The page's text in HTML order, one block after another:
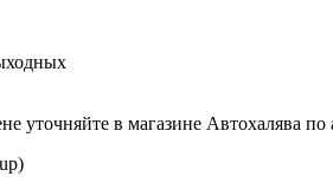
в магазине Автохалява по